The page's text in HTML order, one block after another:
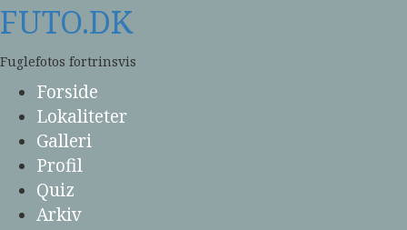
Skip
to
content
FUTO.DK
Fuglefotos fortrinsvis
Forside
Lokaliteter
Galleri
Profil
Quiz
Arkiv